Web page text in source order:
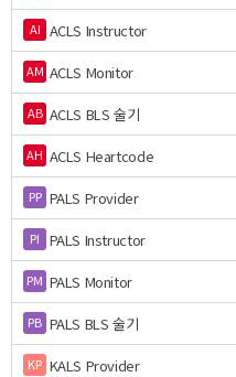
AI ACLS Instructor
AM ACLS Monitor
AB ACLS BLS 술기
AH ACLS Heartcode
PP PALS Provider
PI PALS Instructor
PM PALS Monitor
PB PALS BLS 술기
KP KALS Provider